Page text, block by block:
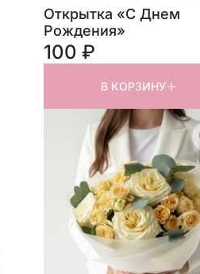
Открытка «С Днем
Рождения»
100 ₽
В КОРЗИНУ